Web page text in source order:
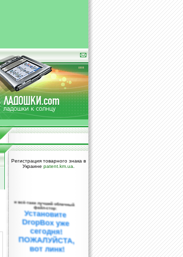
Регистрация товарного знака в
Украине patent.km.ua
и всё-таки лучший облачный
файл-стор:
Установите
DropBox уже
сегодня!
ПОЖАЛУЙСТА,
вот линк!